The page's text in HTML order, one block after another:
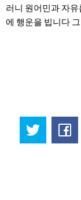
러니 원어민과 자
에 행운을 빕니다